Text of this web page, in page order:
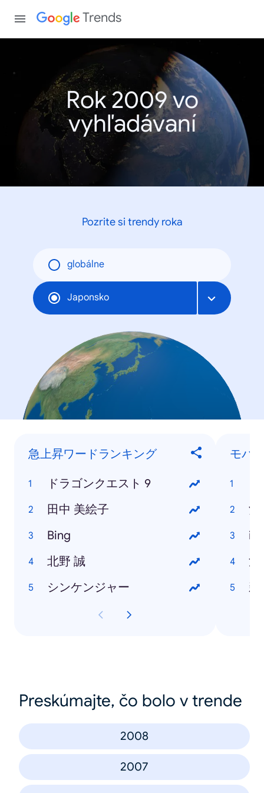
Trends
Rok 2009 vo
vyhľadávaní
Pozrite si trendy roka
globálne
Japonsko
急上昇ワードランキング
ドラゴンクエスト 9
田中 美絵子
Bing
北野 誠
シンケンジャー
モバ
酒
渋
新
Preskúmajte, čo bolo v trende
2008
2007